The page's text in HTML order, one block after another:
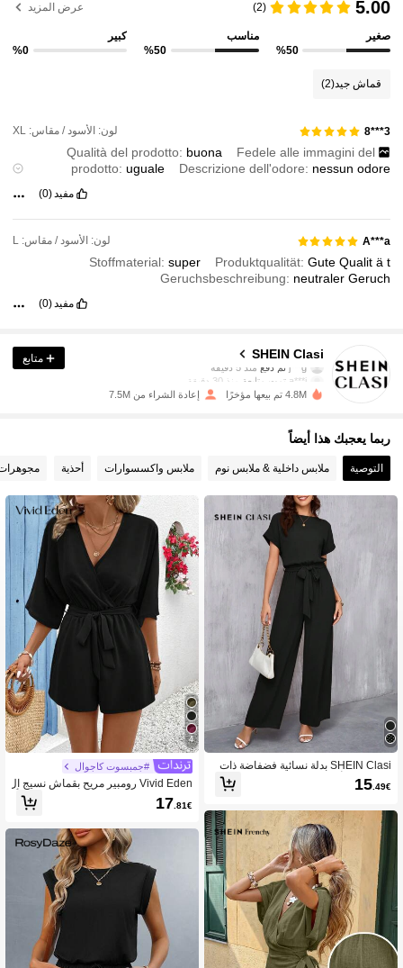
5.00
(2) عرض المزيد
صغير
%50
مناسب
%50
كبير
%0
قماش جيد(2)
3***8 لون: الأسود / مقاس: XL
Qualità del prodotto: buona
Fedele alle immagini del
prodotto: uguale Descrizione dell'odore: nessun odore
مفيد(0)
A***a لون: الأسود / مقاس: L
Stoffmaterial: super Produktqualität: Gute Qualit ä t
Geruchsbeschreibung: neutraler Geruch
مفيد(0)
SHEIN Clasi
j***gتم دفعمنذ 5 دقيقة
a***i تمت متابعةمنذ 30 دقيقة
822K متابعون
4.84 822K متابعون
4.84 822K متابعون
4.84 822K متابعون
4.84 822K متابعون
4.84 822K متابعون
4.84 822K متابعون
4.84 822K متابعون
متابع
4.8M تم بيعها مؤخرًا إعادة الشراء من 7.5M
ربما يعجبك هذا أيضاً
التوصية ملابس داخلية & ملابس نوم ملابس واكسسوارات أحذية
SHEIN Clasi بدلة نسائية فضفاضة ذات
عنق دائري أنيق ومشدود بحزام
15.49€
4
#جمبسوت كاجوال
Vivid Eden رومبير مريح بقماش نسيج ال
دانتيل ذو الزهور والرباط على الخصر و يأت
ي برقبة V عبر الصدر للنساء لقضاء العط
17 .81€